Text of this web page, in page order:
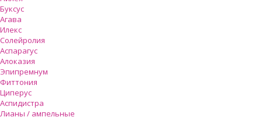
Буксус
Агава
Илекс
Солейролия
Аспарагус
Алоказия
Эпипремнум
Фиттония
Циперус
Аспидистра
Лианы / ампельные